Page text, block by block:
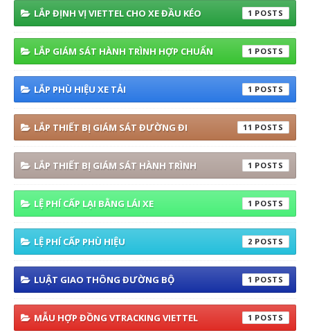
LẮP ĐỊNH VỊ VIETTEL CHO XE ĐẦU KÉO 1
LẮP GIÁM SÁT HÀNH TRÌNH HỢP CHUẨN 1
LẮP PHÙ HIỆU XE TẢI 1
LẮP THIẾT BỊ GIÁM SÁT ĐƯỜNG ĐI 11
LẮP THIẾT BỊ GIÁM SÁT HÀNH TRÌNH 1
LỆ PHÍ CẤP LẠI BẰNG LÁI XE 1
LỆ PHÍ CẤP PHÙ HIỆU 2
LUẬT GIAO THÔNG ĐƯỜNG BỘ 1
MẪU HỢP ĐỒNG VTRACKING VIETTEL 1